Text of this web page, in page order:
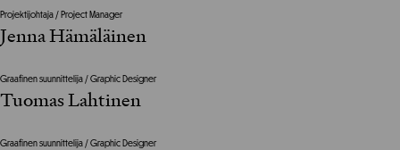
Projektijohtaja / Project Manager
Jenna Hämäläinen
Graafinen suunnittelija / Graphic Designer
Tuomas Lahtinen
Graafinen suunnittelija / Graphic Designer